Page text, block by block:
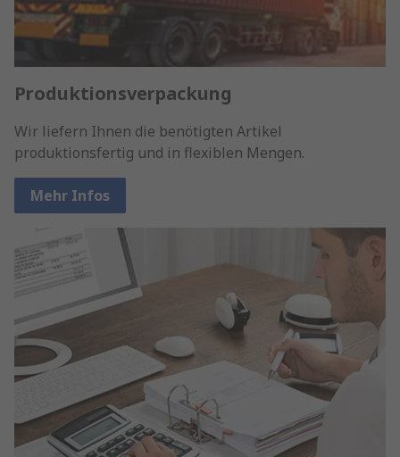
Produktionsverpackung
Wir liefern Ihnen die benötigten Artikel
produktionsfertig und in flexiblen Mengen.
Mehr Infos